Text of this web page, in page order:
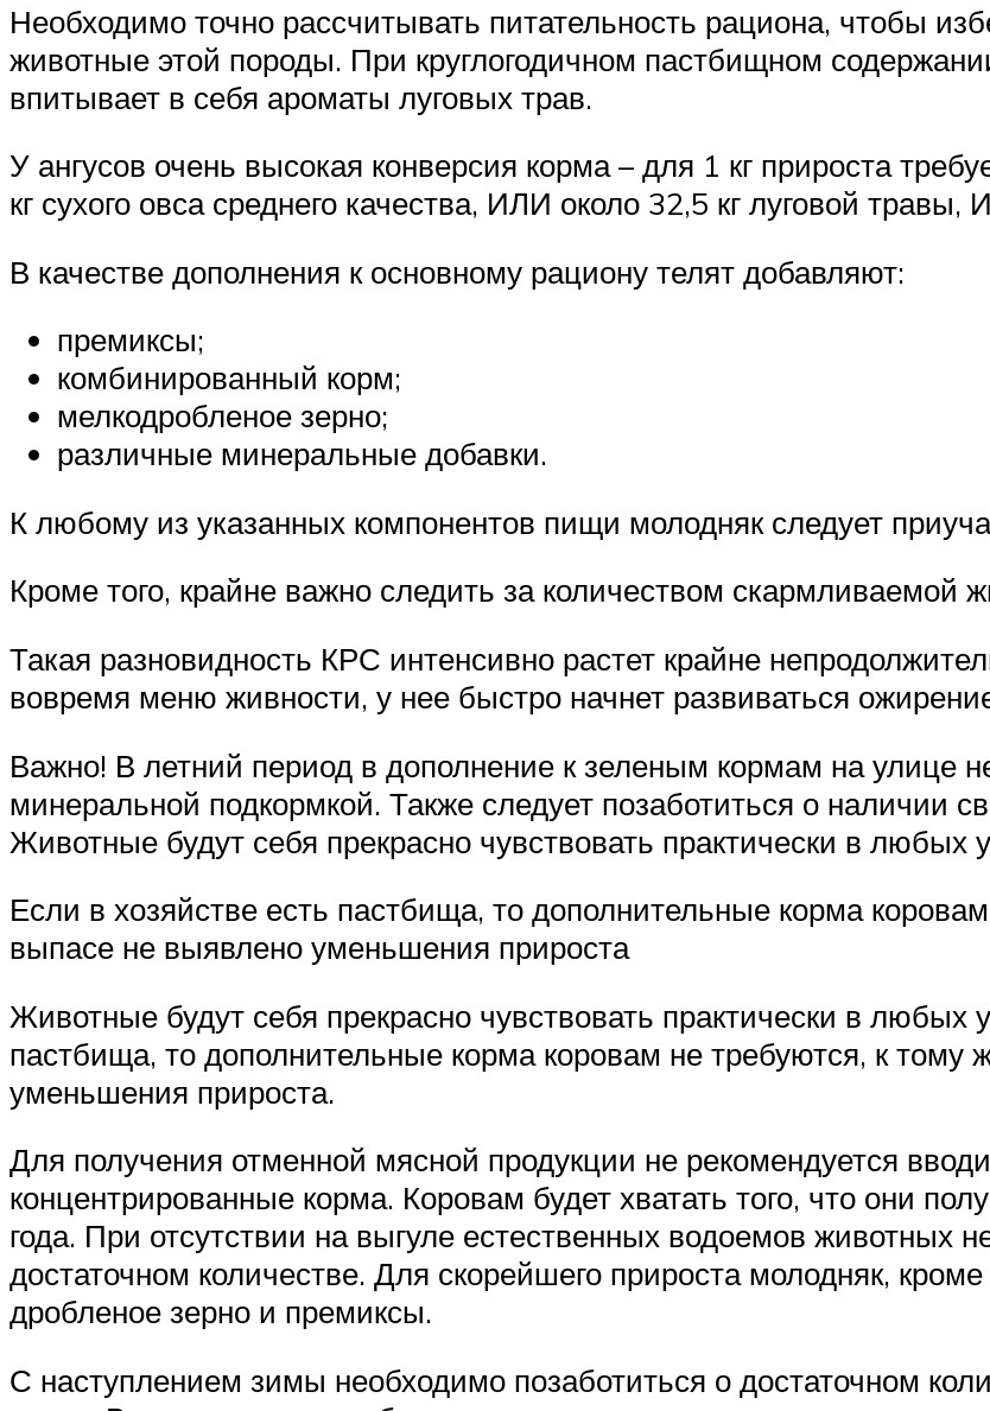
Необходимо точно рассчитывать питательность рациона, чтобы
животные этой породы. При круглогодичном пастбищном
впитывает в себя ароматы луговых трав.
У ангусов очень высокая конверсия корма – для 1 кг прироста
кг сухого овса среднего качества, ИЛИ около 32,5 кг луговой
В качестве дополнения к основному рациону телят добавляют:
премиксы;
комбинированный корм;
мелкодробленое зерно;
различные минеральные добавки.
К любому из указанных компонентов пищи молодняк следует
Кроме того, крайне важно следить за количеством скармливаемой
Такая разновидность КРС интенсивно растет крайне
вовремя меню живности, у нее быстро начнет развиваться
Важно! В летний период в дополнение к зеленым кормам на улице
минеральной подкормкой. Также следует позаботиться о наличии
Животные будут себя прекрасно чувствовать практически в любых
Если в хозяйстве есть пастбища, то дополнительные корма
выпасе не выявлено уменьшения прироста
Животные будут себя прекрасно чувствовать практически в любых
пастбища, то дополнительные корма коровам не требуются, к
уменьшения прироста.
Для получения отменной мясной продукции не рекомендуется
концентрированные корма. Коровам будет хватать того, что они
года. При отсутствии на выгуле естественных водоемов животных
достаточном количестве. Для скорейшего прироста молодняк,
дробленое зерно и премиксы.
С наступлением зимы необходимо позаботиться о достаточном